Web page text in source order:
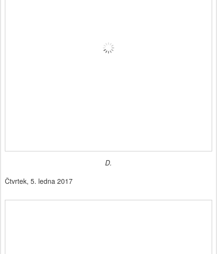
D.
Čtvrtek, 5. ledna 2017